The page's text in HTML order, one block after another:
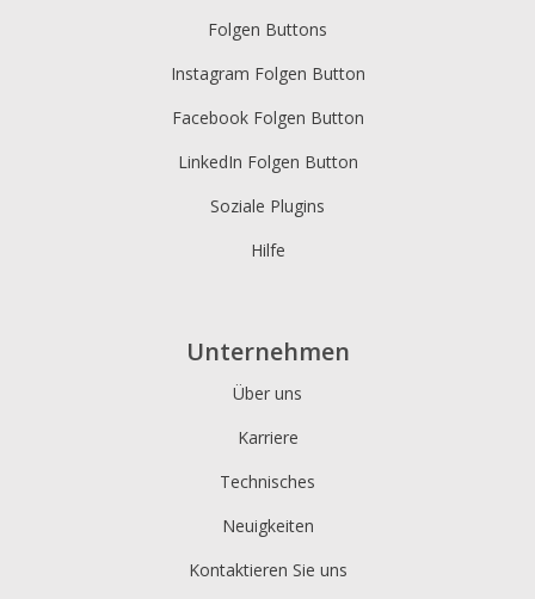
Folgen Buttons
Instagram Folgen Button
Facebook Folgen Button
LinkedIn Folgen Button
Soziale Plugins
Hilfe
Unternehmen
Über uns
Karriere
Technisches
Neuigkeiten
Kontaktieren Sie uns